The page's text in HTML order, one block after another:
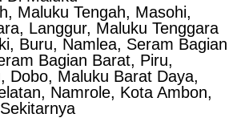
Maluku Tengah, Masohi,
Langgur, Maluku Tenggara
Buru, Namlea, Seram Bagian
Bagian Barat, Piru,
Dobo, Maluku Barat Daya,
Namrole, Kota Ambon,